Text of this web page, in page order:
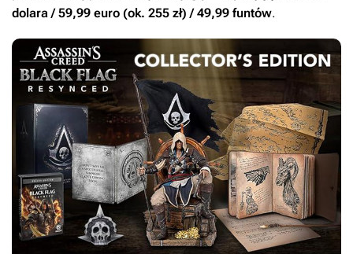
dolara / 59,99 euro (ok. 255 zł) / 49,99 funtów.